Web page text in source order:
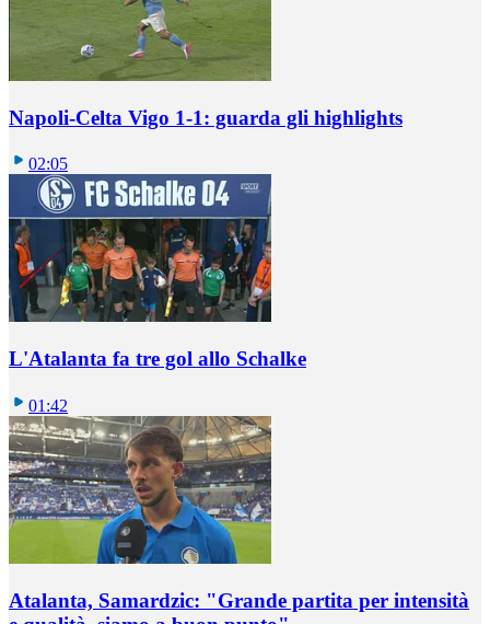
Napoli-Celta Vigo 1-1: guarda gli highlights
02:05
L'Atalanta fa tre gol allo Schalke
01:42
Atalanta, Samardzic: "Grande partita per intensità